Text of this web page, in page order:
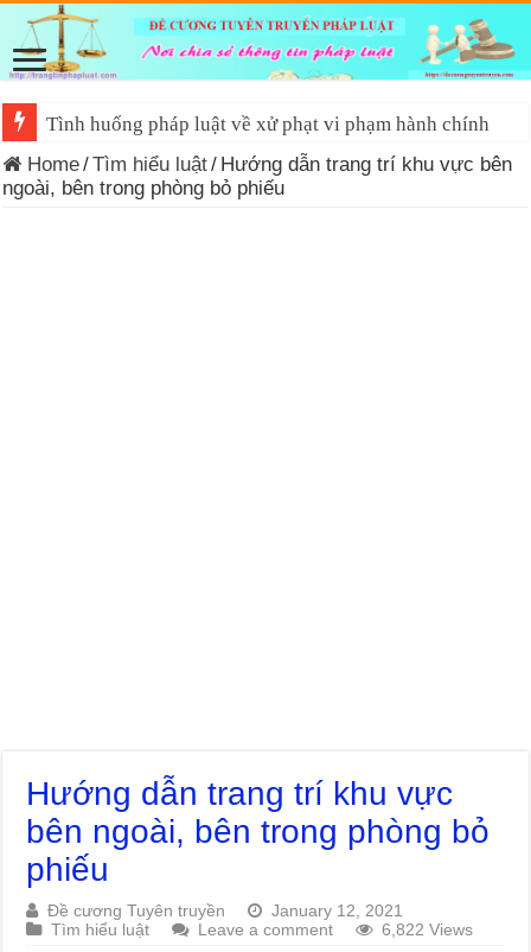
Tình huống pháp luật về xử phạt vi phạm hành chính
Home/Tìm hiểu luật/ Hướng dẫn trang trí khu vực bên
ngoài, bên trong phòng bỏ phiếu
Hướng dẫn trang trí khu vực
bên ngoài, bên trong phòng bỏ
phiếu
Đề cương Tuyên truyền
January 12, 2021
Tìm hiểu luật
Leave a comment 6,822 Views